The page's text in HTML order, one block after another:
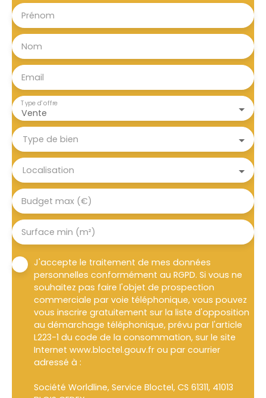
Prénom
Nom
Email
Vente
Type d'offre
Type de bien
Localisation
Budget max (€)
Surface min (m²)
J'accepte le traitement de mes données
personnelles conformément au RGPD. Si vous ne
souhaitez pas faire l'objet de prospection
commerciale par voie téléphonique, vous pouvez
vous inscrire gratuitement sur la liste d'opposition
au démarchage téléphonique, prévu par l'article
L223-1 du code de la consommation, sur le site
Internet www.bloctel.gouv.fr ou par courrier
adressé à :
Société Worldline, Service Bloctel, CS 61311, 41013